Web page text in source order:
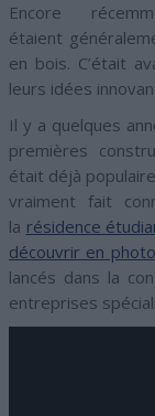
Encore
étaient
en bois. C’était
leurs idées
Il y a quelques
premières
était déjà
vraiment fait
la résidence
découvrir en
lancés dans la
entreprises